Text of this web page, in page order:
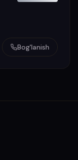
Bog'lanish